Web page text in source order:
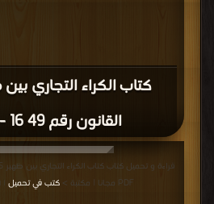
القانون رقم 49 16 - 2 PDF
PDF مجانا | مكتبة >
كتب في تحميل